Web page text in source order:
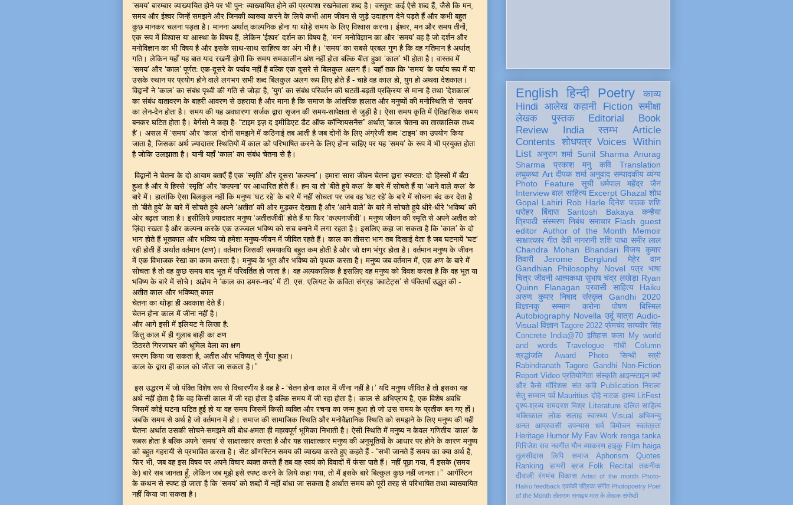
‘समय’ बारम्बार व्याख्यायित होने पर भी पुन: व्याख्यायित होने की प्रत्याशा रखनेवाला शब्द है। वस्तुत: कई ऐसे शब्द हैं, जैसे कि मन,
समय और ईश्वर जिन्हें समझने और जिनकी व्याख्या करने के लिये कभी आम जीवन से जुड़े उदाहरण देने पड़ते हैं और कभी बहुत
कुछ मानकर चलना पड़ता है। मानना अर्थात् काल्पनिक होना या थोड़े समय के लिए विश्वास करना। ईश्वर, मन और समय तीनों,
एक रूप में विश्वास या आस्था के विषय हैं, लेकिन ‘ईश्वर’ दर्शन का विषय है, ‘मन’ मनोविज्ञान का और ‘समय’ वह है जो दर्शन और
मनोविज्ञान का भी विषय है और इसके साथ-साथ साहित्य का अंग भी है। ‘समय’ का सबसे प्रबल गुण है कि वह गतिमान है अर्थात्
गति। लेकिन यहाँ यह बात याद रखनी होगी कि समय समकालीन अंश नहीं होता बल्कि बीता हुआ ‘काल’ भी होता है। वास्तव में
‘समय’ और ‘काल’ पूर्णत: एक-दूसरे के पर्याय नहीं हैं बल्कि एक दूसरे से बिलकुल अलग हैं। यहाँ तक कि ‘समय’ के पर्याय रूप में या
उसके स्थान पर प्रयोग होने वाले लगभग सभी शब्द बिलकुल अलग रूप लिए होते हैं - चाहे वह काल हो, युग हो अथवा देशकाल।
विद्वानों ने ‘काल’ का संबंध पृथ्वी की गति से जोड़ा है, ‘युग’ का संबंध परिवर्तन की घटती-बढ़ती प्रक्रिया से माना है तथा ‘देशकाल’
का संबंध वातावरण के बाहरी आवरण से ठहराया है और माना है कि समाज के आंतरिक हालात और मनुष्यों की मनोस्थिति से ‘समय’
का लेन-देन होता है। समय की यह अवधारणा सर्जक द्वारा सृजन की समय-सापेक्षता से जुड़ी है। ऐसा समय कृति में ऐतिहासिक समय
बनकर घटित होता है। बेर्गसो ने कहा है- “टाइम इज़ द इमीडिएट डैट ऑफ कॉन्शियसनैस” अर्थात् ‘काल चेतना का तात्कालिक तथ्य
है’। असल में ‘समय’ और ‘काल’ दोनों समझने में कठिनाई तब आती है जब दोनों के लिए अंग्रेजी शब्द ‘टाइम’ का उपयोग किया
जाता है, जिसका अर्थ ज़्यादातर स्थितियों में काल को परिभाषित करने के लिए होना चाहिए पर यह ‘समय’ के रूप में भी प्रयुक्त होता
है जोकि उलझाता है। यानी यहाँ ‘काल’ का संबंध चेतना से है।
विद्वानों ने चेतना के दो आयाम बताएँ हैं एक ‘स्मृति’ और दूसरा ‘कल्पना’। हमारा सारा जीवन चेतना द्वारा स्पष्टत: दो हिस्सों में बँटा
हुआ है और ये हिस्से ‘स्मृति’ और ‘कल्पना’ पर आधारित होते हैं। हम या तो ‘बीते हुये कल’ के बारे में सोचते हैं या ‘आने वाले कल’ के
बारे में। हालांकि ऐसा बिलकुल नहीं कि मनुष्य ‘घट रहे’ के बारे में नहीं सोचता पर जब वह 'घट रहे' के बारे में सोचना बंद कर देता है
तो ‘बीते हुये’ के बारे में सोचते हुये अपने ‘अतीत’ की ओर मुड़कर देखता है और ‘आने वाले’ के बारे में सोचते हुये धीरे-धीरे ‘भविष्य’ की
ओर बढ़ता जाता है। इसीलिये ज़्यादातर मनुष्य ‘अतीतजीवी’ होते हैं या फिर ‘कल्पनाजीवी’। मनुष्य जीवन की स्मृति से अपने अतीत को
ज़िंदा रखता है और कल्पना करके एक उज्ज्वल भविष्य को सच बनाने में लगा रहता है। इसलिए कहा जा सकता है कि ‘काल’ के दो
भाग होते हैं भूतकाल और भविष्य जो हमेशा मनुष्य-जीवन में जीवित रहते हैं। काल का तीसरा भाग तब दिखाई देता है जब घटनायें ‘घट’
रही होती हैं अर्थात वर्तमान (क्षण)। वर्तमान जिसकी समयावधि बहुत कम होती है और जो क्षण भंगुर होता है। वर्तमान मनुष्य के जीवन
में एक विभाजक रेखा का काम करता है। मनुष्य के भूत और भविष्य को पृथक करता है। मनुष्य जब वर्तमान में, एक क्षण के बारे में
सोचता है तो वह कुछ समय बाद भूत में परिवर्तित हो जाता है। वह अल्पकालिक है इसलिए वह मनुष्य को विवश करता है कि वह भूत या
भविष्य के बारे में सोचे। अज्ञेय ने ‘काल का डमरु-नाद’ में टी. एस. एलियट के कविता संग्रह ‘क्वाटेट्स’ से पंक्तियाँ उद्धृत की -
अतीत काल और भविष्यत् काल
चेतना का थोड़ा ही अवकाश देते हैं।
चेतन होना काल में जीना नहीं है।
और आगे इसी में इलियट ने लिखा है:
किंतु काल में ही गुलाब बाड़ी का क्षण
ठिठरते गिरजाघर की धूमिल वेला का क्षण
स्मरण किया जा सकता है, अतीत और भविष्यत् से गूँथा हुआ।
काल के द्वारा ही काल को जीता जा सकता है।”
इस उद्धरण में जो पंक्ति विशेष रूप से विचारणीय है वह है - ‘चेतन होना काल में जीना नहीं है।’ यदि मनुष्य जीवित है तो इसका यह
अर्थ नहीं होता है कि वह किसी काल में जी रहा होता है बल्कि समय में जी रहा होता है। काल से अभिप्राय है, एक विशेष अवधि
जिसमें कोई घटना घटित हुई हो या वह समय जिसमें किसी व्यक्ति और रचना का जन्म हुआ हो जो उस समय के प्रतीक बन गए हों।
जबकि समय से अर्थ है जो वर्तमान में हो। समाज की सामाजिक स्थिति और मनोवैज्ञानिक स्थिति को समझने के लिए मनुष्य की यही
चेतना अर्थात उसकी सोचने-समझने की बोध-क्षमता ही महत्वपूर्ण भूमिका निभाती है। ऐसी स्थिति में मनुष्य न केवल गणितीय ‘काल’ के
रूबरू होता है बल्कि अपने ‘समय’ से साक्षात्कार करता है और यह साक्षात्कार मनुष्य की अनुभूतियों के आधार पर होने के कारण मनुष्य
को बहुत गहरायी से प्रभावित करता है। सेंट ऑगस्टिन समय की व्याख्या करते हुए कहते हैं - “सभी जानते हैं समय का क्या अर्थ है,
फिर भी, जब वह इस विषय पर अपने विचार व्यक्त करते हैं तब वह स्वयं को विवादों में फंसा पाते हैं। नहीं पूछा गया, मैं इसके (समय
के) बारे सब जानता हूँ, लेकिन जब मुझे इसे स्पष्ट करने के लिये कहा गया, तो मैं इसके बारे बिल्कुल कुछ नहीं जानता।” आगॅस्टिन
के कथन से स्पष्ट हो जाता है कि ‘समय’ को शब्दों में नहीं बांधा जा सकता है अर्थात समय को पूरी तरह से परिभाषित तथा व्याख्यायित
नहीं किया जा सकता है।
English हिन्दी Poetry
काव्य
Hindi
आलेख कहानी Fiction समीक्षा
लेखक
पुस्तक Editorial
Book
Review
India स्तम्भ
Article
Contents
शोधपत्र Voices Within
List अनुराग शर्मा Sunil Sharma Anurag
Sharma
प्रकाश मनु कवि
Translation
लघुकथा Art दीपक शर्मा अनुवाद सम्पादकीय व्यंग्य
Photo Feature
सूची
धर्मपाल महेंद्र जैन
Interview बाल साहित्य Excerpt Ghazal शोध
Gopal Lahiri Rob Harle दिनेश पाठक शशि
धरोहर
बिंदास Santosh Bakaya
कन्हैया
त्रिपाठी संस्मरण निबंध समाचार Flash guest
editor
Author of the Month
Memoir
साक्षात्कार गीत देवी नागरानी शशि पाधा समीर लाल
Chandra Mohan Bhandari विजय कुमार
तिवारी
Jerome Berglund
मेहेर वान
Gandhian Philosophy
Novel पत्र भाषा
चित्र जीवनी आत्मकथा सुभाष चंद्र लखेड़ा Ryan
Quinn Flanagan
प्रवासी साहित्य
Haiku
अरुण कुमार निषाद
संस्कृत
Gandhi 2020
विज्ञानकु
सम्मान करोना पोषण
बिस्मिल
Autobiography Novella उर्दू यात्रा Audio-
Visual विज्ञान Tagore 2022 प्रेमचंद सत्यवीर सिंह
Concrete
India@70 इतिहास कला
My world
and words
Travelogue गांधी
Column
श्रद्धांजलि
Award Photo सिन्धी
स्त्री
Rabindranath Tagore Gandhi
Non-Fiction
Report Video प्रतियोगिता संस्कृति आइन्स्टाइन क्यों
और कैसे मॉरिशस संत कवि Publication निराला
सेतु सम्मान पर्व Mauritius दोहे नाटक हास्य LitFest
दृश्य-श्रव्य रामदरश मिश्र Literature दलित साहित्य
भक्तिकाल
लोक सलाह स्वास्थ्य Visual
अभिमन्यु
अनत
आप्रवासी उपन्यास धर्म विमोचन
स्वतंत्रता
Heritage Humor My Fav Work renga tanka
गिरिजेश राव नवगीत यौन व्याकरण हाइकु Film haiga
तुलसीदास
लिपि समाज Aphorism
Quotes
Ranking
डायरी ब्रज Folk Recital
तकनीक
दीवाली रंगमंच विकास Artist of the month Photo-
Haiku feedback एकांकी पत्रिका संगीत Photopoetry Poet
of the Month तोताराम सनाढ्य मास के लेखक संगोष्ठी